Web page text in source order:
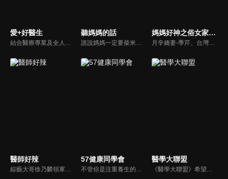
愛+好醫生 聽媽媽的話 媽媽好神之俗女家務事
月辛嬌妻-季芹、台灣好媳婦-佩甄，兩位世俗熟女 領軍各界菁英一起來探討你我關心的各種家務事。持續鎖定本節目就能夠讓你『俗女不出門，能知天下事』！
醫師好辣
綜藝大哥徐乃麟領軍，率領「好辣軍團」挑戰醫界麻辣話題，對上帥哥美女醫師團，不一樣的白色旋風即將登場！以前不敢說的，現在說給你聽，只要你想聽，我們就敢問！沒有不能聊，就怕不夠辣！絕對讓您耳目一新！打破傳統，跳脫框架！挖掘麻辣秘辛！
57健康同學會
不管你是注重養生的四、五年級，還是邁入熟男熟女的六年級生，或是充滿活力的七年級生，主播隋安德、許晶晶和醫藥記者及健康專家，要告訴大家自己的身體密碼，讓你健康滿分！
醫學大聯盟
《醫學大聯盟》希望打造一個知性趣味的平台，讓觀眾在輕鬆間了解正確的健康資訊，幫助自己和家人打造更健康的生活習慣。